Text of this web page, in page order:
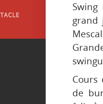
grand
de